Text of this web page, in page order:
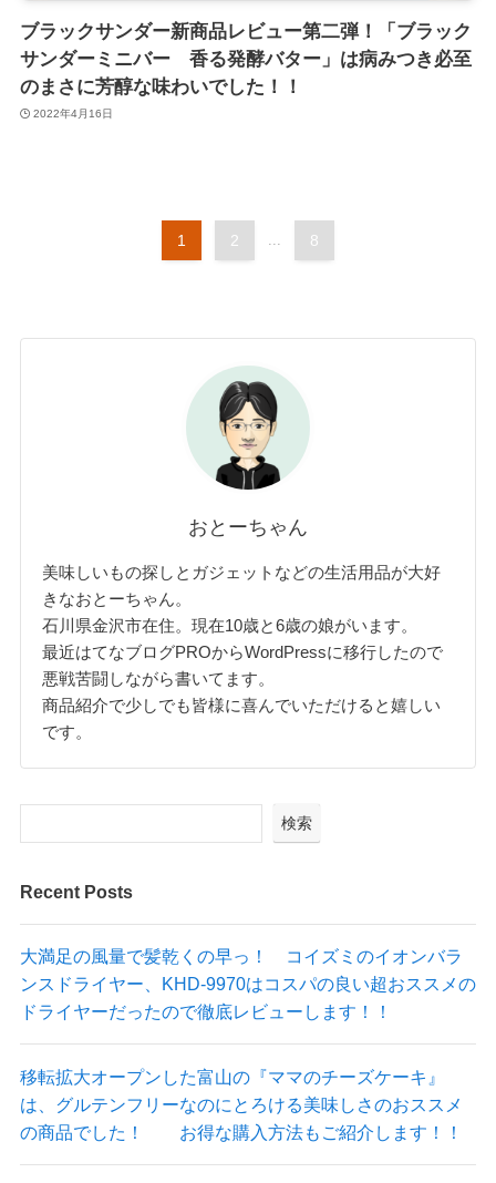
ブラックサンダー新商品レビュー第二弾！「ブラック
サンダーミニバー 香る発酵バター」は病みつき必至
のまさに芳醇な味わいでした！！
2022年4月16日
1 2 8
おとーちゃん
美味しいもの探しとガジェットなどの生活用品が大好
きなおとーちゃん。
石川県金沢市在住。現在10歳と6歳の娘がいます。
最近はてなブログPROからWordPressに移行したので
悪戦苦闘しながら書いてます。
商品紹介で少しでも皆様に喜んでいただけると嬉しい
です。
検索
Recent Posts
大満足の風量で髪乾くの早っ！ コイズミのイオンバラ
ンスドライヤー、KHD-9970はコスパの良い超おススメの
ドライヤーだったので徹底レビューします！！
移転拡大オープンした富山の『ママのチーズケーキ』
は、グルテンフリーなのにとろける美味しさのおススメ
の商品でした！ お得な購入方法もご紹介します！！